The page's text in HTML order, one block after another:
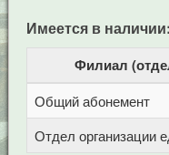
Имеется в наличии:
Филиал
Общий абонемент
Отдел организации